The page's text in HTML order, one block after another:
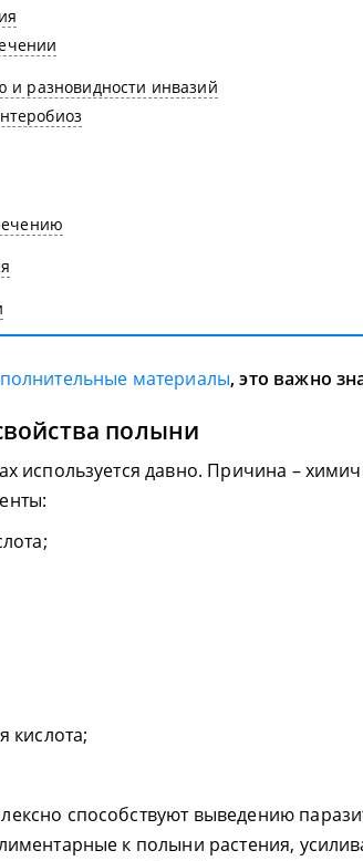
разновидности инвазий
материалы, это важно
полыни
используется давно. Причина –
кислота;
способствуют выведению
к полыни растения,